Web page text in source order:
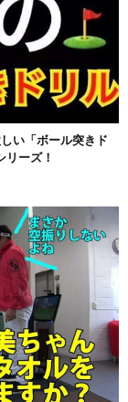
い「ボール突きド
リーズ！